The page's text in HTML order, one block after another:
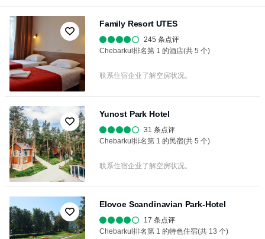
Family Resort UTES
联系住宿企业了解空房状况。
245 条点评
Chebarkul排名第 1 的酒店(共 5 个)
Yunost Park Hotel
联系住宿企业了解空房状况。
31 条点评
Chebarkul排名第 1 的民宿(共 5 个)
Elovoe Scandinavian Park-Hotel
17 条点评
Chebarkul排名第 1 的特色住宿(共 13 个)